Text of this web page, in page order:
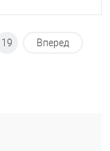
19 Вперед